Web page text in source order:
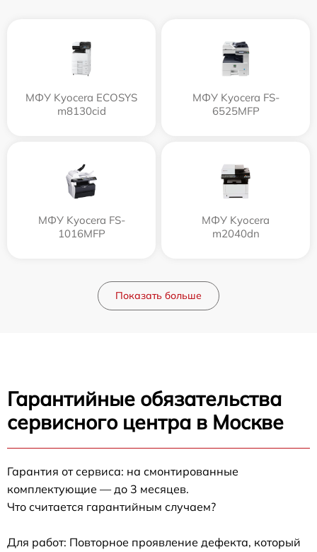
МФУ Kyocera ECOSYS
m8130cid
МФУ Kyocera FS-
6525MFP
МФУ Kyocera FS-
1016MFP
МФУ Kyocera
m2040dn
Показать больше
Гарантийные обязательства
сервисного центра в Москве
Гарантия от сервиса: на смонтированные
комплектующие — до 3 месяцев.
Что считается гарантийным случаем?
Для работ: Повторное проявление дефекта, который